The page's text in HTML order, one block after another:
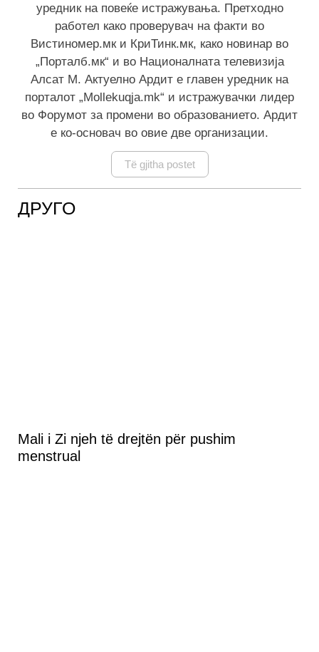
уредник на повеќе истражувања. Претходно
работел како проверувач на факти во
Вистиномер.мк и КриТинк.мк, како новинар во
„Порталб.мк“ и во Националната телевизија
Алсат М. Актуелно Ардит е главен уредник на
порталот „Mollekuqja.mk“ и истражувачки лидер
во Форумот за промени во образованието. Ардит
е ко-основач во овие две организации.
Të gjitha postet
ДРУГО
Mali i Zi njeh të drejtën për pushim
menstrual